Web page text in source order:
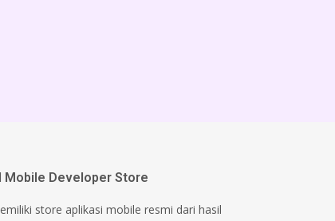
Mobile Developer Store
store aplikasi mobile resmi dari hasil